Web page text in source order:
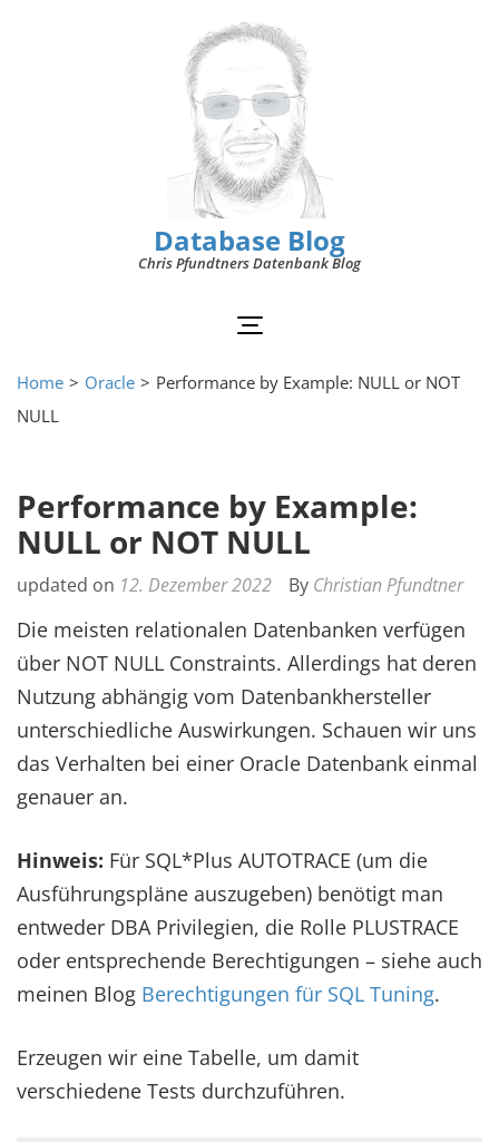
Database Blog
Chris Pfundtners Datenbank Blog
Home > Oracle > Performance by Example: NULL or NOT
NULL
Performance by Example:
NULL or NOT NULL
updated on 12. Dezember 2022 By Christian Pfundtner
Die meisten relationalen Datenbanken verfügen
über NOT NULL Constraints. Allerdings hat deren
Nutzung abhängig vom Datenbankhersteller
unterschiedliche Auswirkungen. Schauen wir uns
das Verhalten bei einer Oracle Datenbank einmal
genauer an.
Hinweis: Für SQL*Plus AUTOTRACE (um die
Ausführungspläne auszugeben) benötigt man
entweder DBA Privilegien, die Rolle PLUSTRACE
oder entsprechende Berechtigungen – siehe auch
meinen Blog Berechtigungen für SQL Tuning.
Erzeugen wir eine Tabelle, um damit
verschiedene Tests durchzuführen.